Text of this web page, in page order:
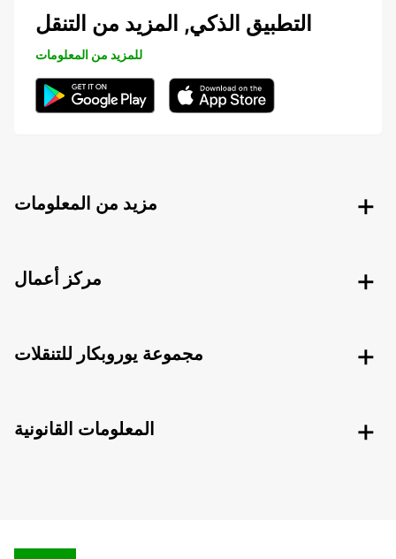
التطبيق الذكي, المزيد من التنقل
للمزيد من المعلومات
مزيد من المعلومات
مركز أعمال
مجموعة يوروبكار للتنقلات
المعلومات القانونية